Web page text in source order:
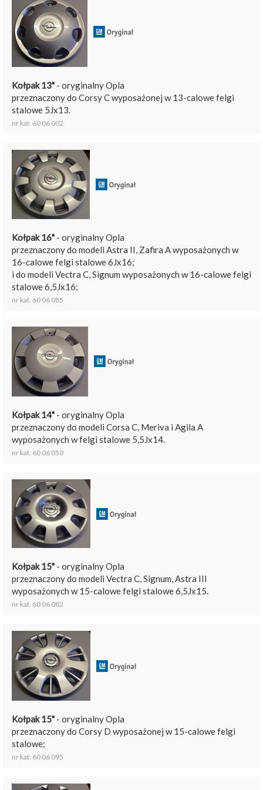
Kołpak 13" - oryginalny Opla
przeznaczony do Corsy C wyposażonej w 13-calowe felgi
stalowe 5Jx13.
nr kat. 60 06 002
Kołpak 16" - oryginalny Opla
przeznaczony do modeli Astra II, Zafira A wyposażonych w
16-calowe felgi stalowe 6Jx16;
i do modeli Vectra C, Signum wyposażonych w 16-calowe felgi
stalowe 6,5Jx16;
nr kat. 60 06 085
Kołpak 14" - oryginalny Opla
przeznaczony do modeli Corsa C, Meriva i Agila A
wyposażonych w felgi stalowe 5,5Jx14.
nr kat. 60 06 050
Kołpak 15" - oryginalny Opla
przeznaczony do modeli Vectra C, Signum, Astra III
wyposażonych w 15-calowe felgi stalowe 6,5Jx15.
nr kat. 60 06 082
Kołpak 15" - oryginalny Opla
przeznaczony do Corsy D wyposażonej w 15-calowe felgi
stalowe;
nr kat. 60 06 095